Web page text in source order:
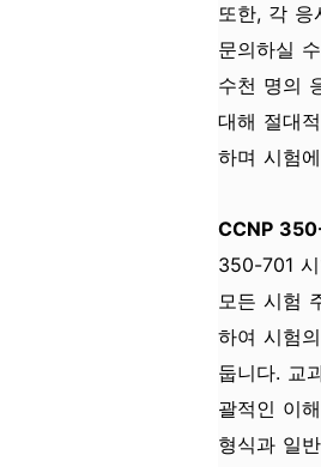
또한, 각 응
문의하실
수천 명의
대해 절대
하며 시험
CCNP
350-701
모든 시험
하여 시험
둡니다. 교
괄적인 이
형식과 일